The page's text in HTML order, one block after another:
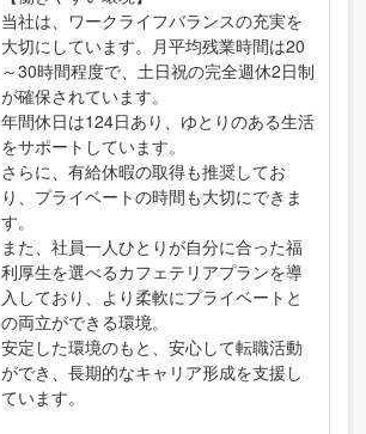
当社は、ワークライフバランスの充実を
大切にしています。月平均残業時間は20
～30時間程度で、土日祝の完全週休2日制
が確保されています。
年間休日は124日あり、ゆとりのある生活
をサポートしています。
さらに、有給休暇の取得も推奨してお
り、プライベートの時間も大切にできま
す。
また、社員一人ひとりが自分に合った福
利厚生を選べるカフェテリアプランを導
入しており、より柔軟にプライベートと
の両立ができる環境。
安定した環境のもと、安心して転職活動
ができ、長期的なキャリア形成を支援し
ています。